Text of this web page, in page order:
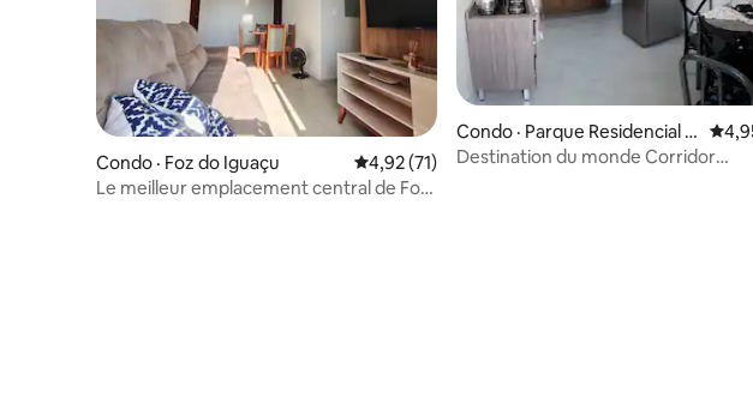
Condo · Foz do Iguaçu Note moyenne de 4,92 sur 5, 71 commentaires
4,92 (71)
Le meilleur emplacement central de Foz
Condo · Parque Residencial K
arla
Destination du monde Corridor